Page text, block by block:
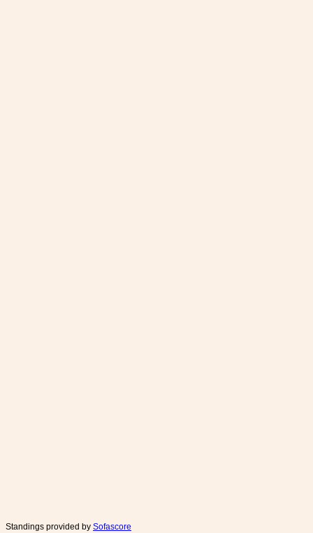
Standings provided by Sofascore